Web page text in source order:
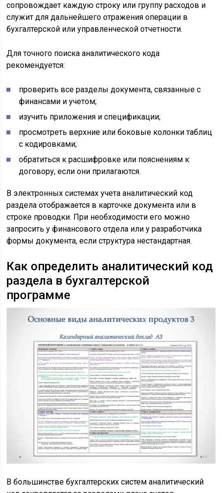
сопровождает каждую строку или группу расходов и
служит для дальнейшего отражения операции в
бухгалтерской или управленческой отчетности.
Для точного поиска аналитического кода
рекомендуется:
проверить все разделы документа, связанные с
финансами и учетом;
изучить приложения и спецификации;
просмотреть верхние или боковые колонки таблиц
с кодировками;
обратиться к расшифровке или пояснениям к
договору, если они прилагаются.
В электронных системах учета аналитический код
раздела отображается в карточке документа или в
строке проводки. При необходимости его можно
запросить у финансового отдела или у разработчика
формы документа, если структура нестандартная.
Как определить аналитический код
раздела в бухгалтерской
программе
В большинстве бухгалтерских систем аналитический